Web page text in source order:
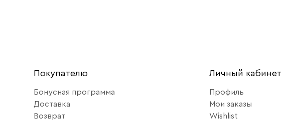
Покупателю
Бонусная программа
Доставка
Возврат
Личный кабинет
Профиль
Мои заказы
Wishlist